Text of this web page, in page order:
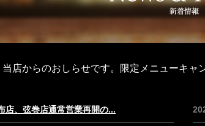
当店からのおしらせです。限定メニューキャ
店、弦巻店通常営業再開の...